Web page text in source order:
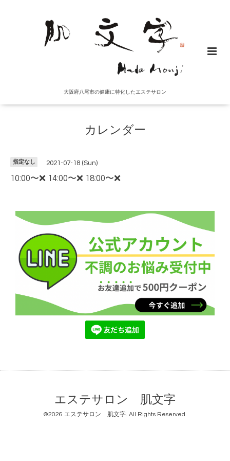
大阪府八尾市の健康に特化したエステサロン
カレンダー
指定なし 2021-07-18 (Sun)
10:00〜❌ 14:00〜❌ 18:00〜❌
エステサロン 肌文字
©2026 エステサロン 肌文字. All Rights Reserved.